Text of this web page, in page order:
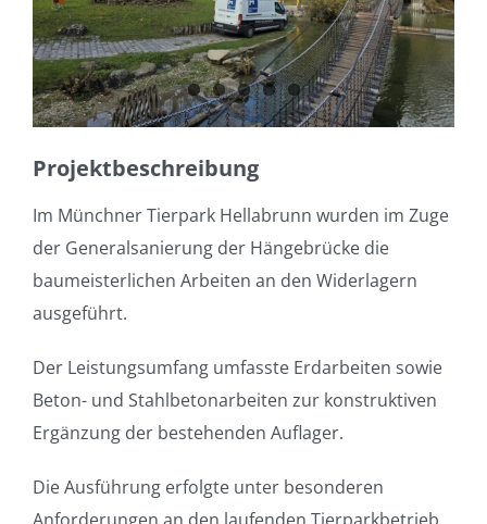
Projektbeschreibung
Im Münchner Tierpark Hellabrunn wurden im Zuge
der Generalsanierung der Hängebrücke die
baumeisterlichen Arbeiten an den Widerlagern
ausgeführt.
Der Leistungsumfang umfasste Erdarbeiten sowie
Beton- und Stahlbetonarbeiten zur konstruktiven
Ergänzung der bestehenden Auflager.
Die Ausführung erfolgte unter besonderen